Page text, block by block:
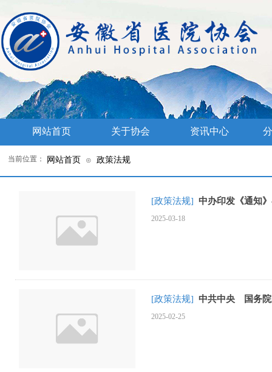
网站首页 关于协会 资讯中心
网站首页 ⊙ 政策法规
当前位置：
[政策法规] 中办印发《通知
2025-03-18
[政策法规] 中共中央 国务院
2025-02-25